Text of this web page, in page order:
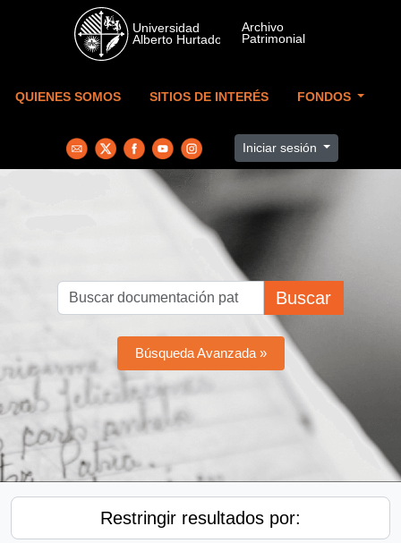
Skip to main content
QUIENES SOMOS SITIOS DE INTERÉS FONDOS
Iniciar sesión
Buscar
Búsqueda Avanzada »
Restringir resultados por: